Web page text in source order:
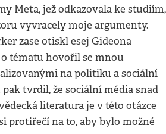
Meta, jež odkazovala ke studiím,
vyvracely moje argumenty.
zase otiskl esej Gideona
tématu hovořil se mnou
na politiku a sociální
tvrdil, že sociální média snad
literatura je v této otázce
protiřečí na to, aby bylo možné